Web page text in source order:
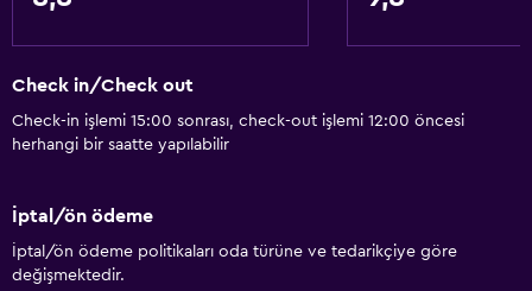
Check in/Check out
Check-in işlemi 15:00 sonrası, check-out işlemi 12:00 öncesi
herhangi bir saatte yapılabilir
İptal/ön ödeme
İptal/ön ödeme politikaları oda türüne ve tedarikçiye göre
değişmektedir.